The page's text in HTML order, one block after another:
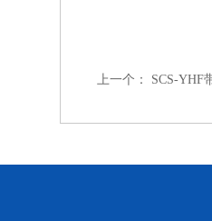
上一个： SCS-YHF